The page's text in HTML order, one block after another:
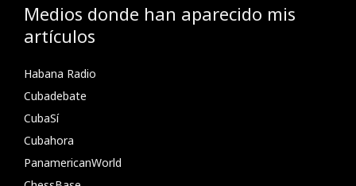
Medios donde han aparecido mis
artículos
Habana Radio
Cubadebate
CubaSí
Cubahora
PanamericanWorld